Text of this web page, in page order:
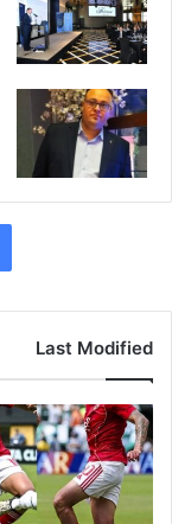
Last Modified